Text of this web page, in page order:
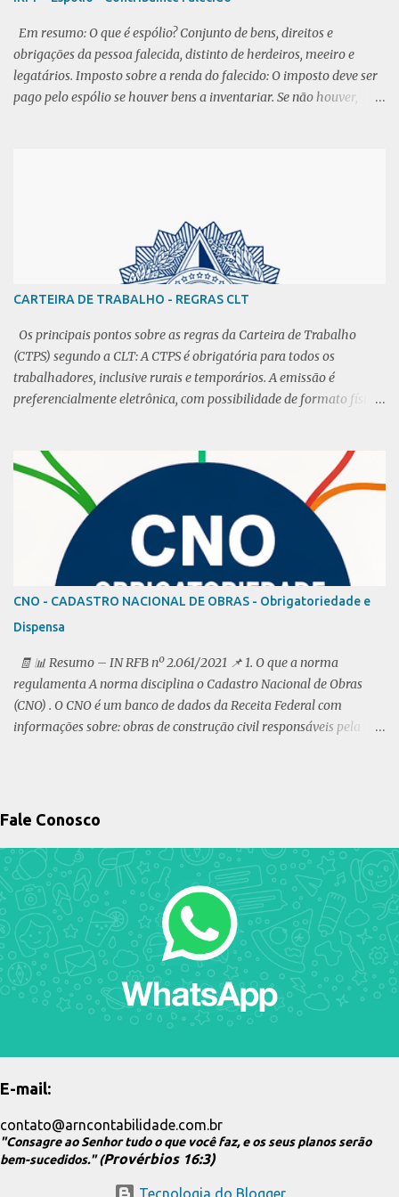
Em resumo: O que é espólio? Conjunto de bens, direitos e
obrigações da pessoa falecida, distinto de herdeiros, meeiro e
legatários. Imposto sobre a renda do falecido: O imposto deve ser
pago pelo espólio se houver bens a inventariar. Se não houver,
feito ao delegado da Receita Federal. Procedimento após o
falecimento com bens a inventariar: É necessário processar
inventário, emitir formal de partilha ou carta de adjudicação, e
registrar no cartório. A responsabilidade tributária se estende até
Inicial: referente ao ano do falecimento. Intermediária: anos
seguintes até a decisão de partilha. Final: refer...
CARTEIRA DE TRABALHO - REGRAS CLT
Os principais pontos sobre as regras da Carteira de Trabalho
(CTPS) segundo a CLT: A CTPS é obrigatória para todos os
trabalhadores, inclusive rurais e temporários. A emissão é
preferencialmente eletrônica, com possibilidade de formato físico
úteis. Multas são aplicadas em caso de falta de registro ou
anotações incorretas. De acordo com a CLT (Consolidação das Leis
do Trabalho) Decreto-Lei 5452, de 1º de maio de 1943 Da Carteira
de trabalho e Previdência Social A rt. 13. A Carteira de Trabalho e
Previdência Social é obrigatória para o exercício de qualquer
emprego , inclusive de natureza rural, ainda que em caráter
temporário, e para o exercício por conta própria de atividade
profissional remunerada. § 1° O disposto neste artigo aplica-se,
igualmente, a quem: I - proprietário rural ou não, trabalhe
individualmente ou em regime de econom...
CNO - CADASTRO NACIONAL DE OBRAS - Obrigatoriedade e
Dispensa
🧾 📊 Resumo – IN RFB nº 2.061/2021 📌 1. O que a norma
regulamenta A norma disciplina o Cadastro Nacional de Obras
(CNO) . O CNO é um banco de dados da Receita Federal com
informações sobre: obras de construção civil responsáveis pela
benfeitoria no solo ou subsolo 📌 3. Obrigatoriedade de inscrição
principal: 👉 Toda obra de construção civil deve ser inscrita no
CNO. Isso inclui (conforme o art. 2º): construção reforma
ampliação demolição qualquer intervenção em imóvel 💡
Tradução prática: Se existe uma obra com impacto físico no imóvel
→ a regra é cadastrar no CNO. ❌ Dispensas: 🚫 📌 Exceções (Art. 4º)
Aqui está o ponto mais importante: nem toda obra precisa de CNO.
🔹 Obras já dispensadas...
Fale Conosco
E-mail:
contato@arncontabilidade.com.br
"Consagre ao Senhor tudo o que você faz, e os seus planos serão
bem-sucedidos." (Provérbios 16:3)
Tecnologia do Blogger